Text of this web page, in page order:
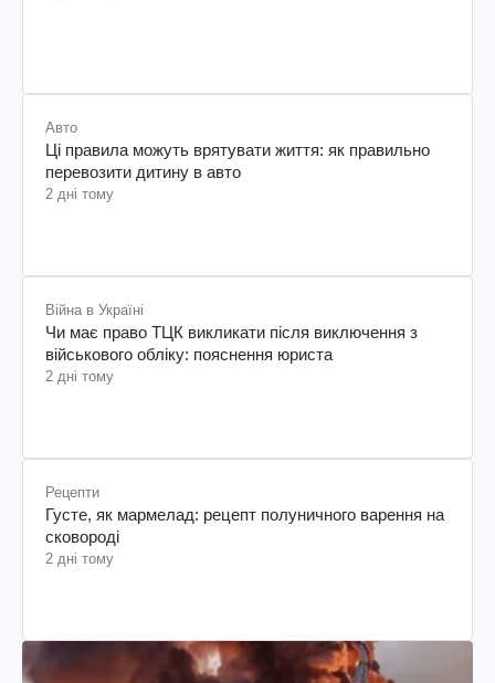
Авто
Ці правила можуть врятувати життя: як правильно
перевозити дитину в авто
2 дні тому
Війна в Україні
Чи має право ТЦК викликати після виключення з
військового обліку: пояснення юриста
2 дні тому
Рецепти
Густе, як мармелад: рецепт полуничного варення на
сковороді
2 дні тому